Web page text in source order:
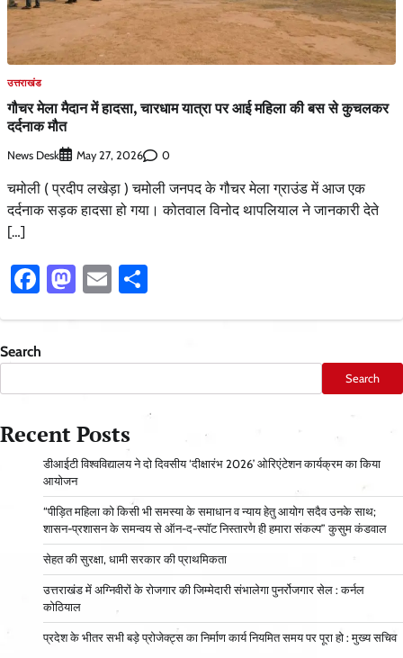
उत्तराखंड
गौचर मेला मैदान में हादसा, चारधाम यात्रा पर आई महिला की बस से कुचलकर
दर्दनाक मौत
News Desk May 27, 2026 0
चमोली ( प्रदीप लखेड़ा ) चमोली जनपद के गौचर मेला ग्राउंड में आज एक
दर्दनाक सड़क हादसा हो गया। कोतवाल विनोद थापलियाल ने जानकारी देते
[…]
Facebook
Mastodon
Email
Search
Search
Recent Posts
डीआईटी विश्वविद्यालय ने दो दिवसीय ‘दीक्षारंभ 2026’ ओरिएंटेशन कार्यक्रम का किया
आयोजन
“पीड़ित महिला को किसी भी समस्या के समाधान व न्याय हेतु आयोग सदैव उनके साथ;
शासन-प्रशासन के समन्वय से ऑन-द-स्पॉट निस्तारण ही हमारा संकल्प” कुसुम कंडवाल
सेहत की सुरक्षा, धामी सरकार की प्राथमिकता
उत्तराखंड में अग्निवीरों के रोजगार की जिम्मेदारी संभालेगा पुनर्रोजगार सेल : कर्नल
कोठियाल
प्रदेश के भीतर सभी बड़े प्रोजेक्ट्स का निर्माण कार्य नियमित समय पर पूरा हो : मुख्य सचिव